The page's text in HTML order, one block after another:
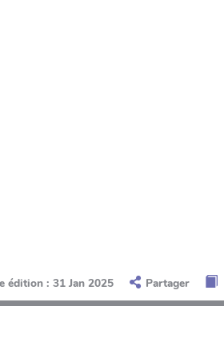
édition : 31 Jan 2025 Partager